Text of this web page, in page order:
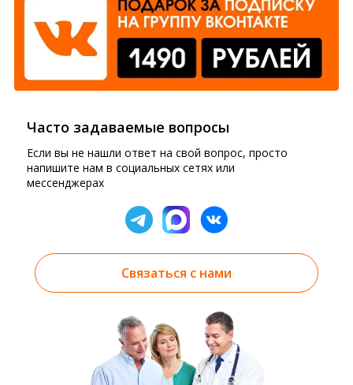
Часто задаваемые вопросы
Если вы не нашли ответ на свой вопрос, просто
напишите нам в социальных сетях или
мессенджерах
Связаться с нами